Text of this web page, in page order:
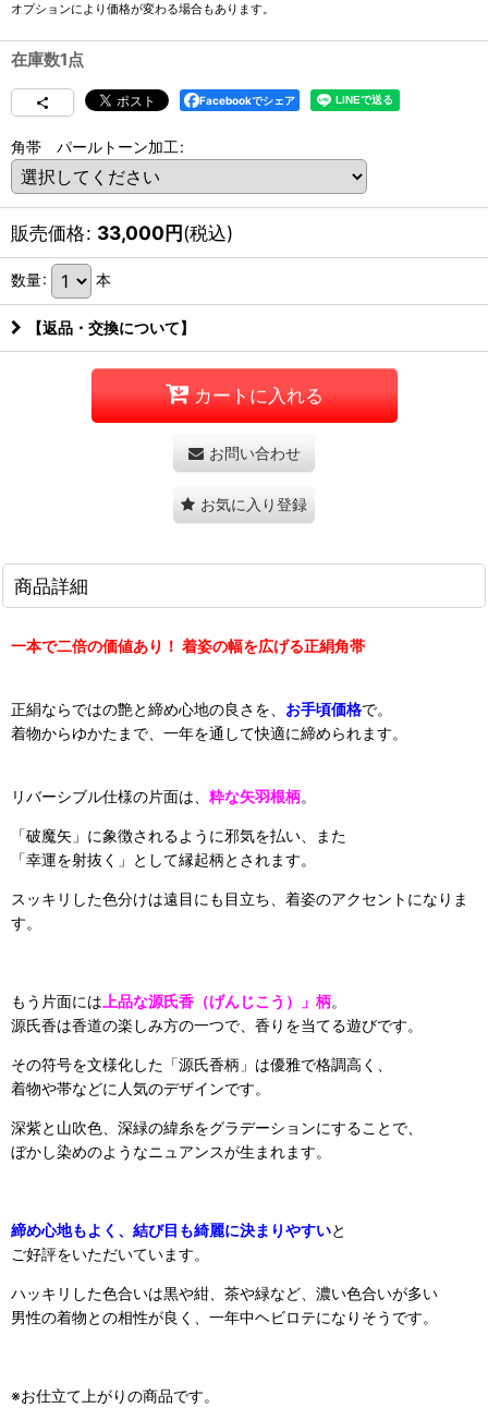
オプションにより価格が変わる場合もあります。
在庫数1点
Facebookでシェア
角帯 パールトーン加工:
販売価格: 33,000円(税込)
数量: 本
【返品・交換について】
カートに入れる
お問い合わせ
お気に入り登録
商品詳細
一本で二倍の価値あり！ 着姿の幅を広げる正絹角帯
正絹ならではの艶と締め心地の良さを、 お手頃価格で。
着物からゆかたまで、一年を通して快適に締められます。
リバーシブル仕様の片面は、 粋な矢羽根柄。
「破魔矢」に象徴されるように邪気を払い、また
「幸運を射抜く」として縁起柄とされます。
スッキリした色分けは遠目にも目立ち、着姿のアクセントになりま
す。
もう片面には 上品な源氏香（げんじこう）」柄。
源氏香は香道の楽しみ方の一つで、香りを当てる遊びです。
その符号を文様化した「源氏香柄」は優雅で格調高く、
着物や帯などに人気のデザインです。
深紫と山吹色、深緑の緯糸をグラデーションにすることで、
ぼかし染めのようなニュアンスが生まれます。
締め心地もよく、結び目も綺麗に決まりやすいと
ご好評をいただいています。
ハッキリした色合いは黒や紺、茶や緑など、濃い色合いが多い
男性の着物との相性が良く、一年中ヘビロテになりそうです。
※お仕立て上がりの商品です。